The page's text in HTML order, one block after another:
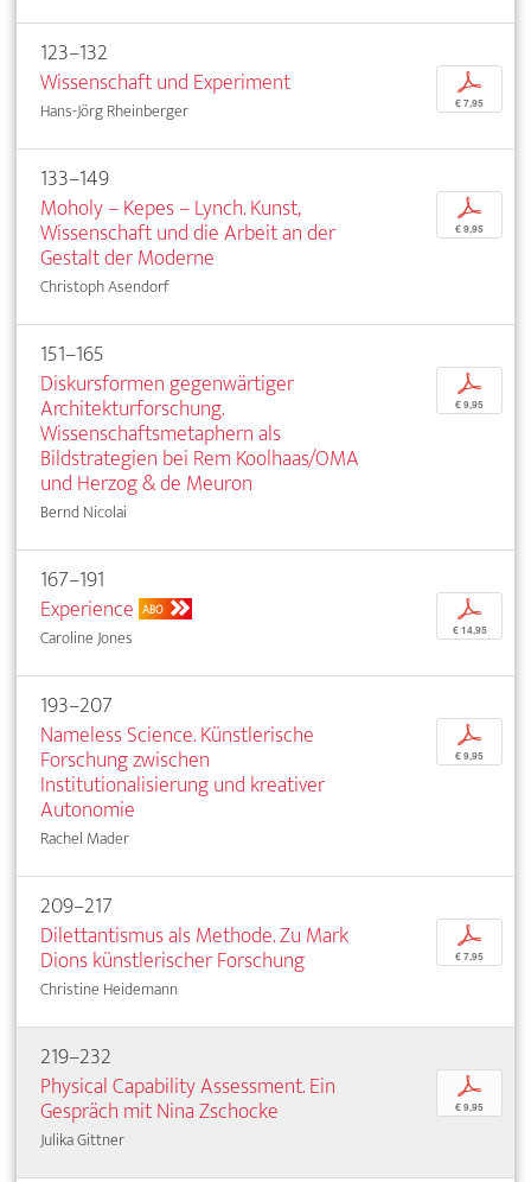
123–132
Wissenschaft und Experiment
Hans-Jörg Rheinberger
p
€ 7,95
133–149
Moholy – Kepes – Lynch. Kunst,
Wissenschaft und die Arbeit an der
Gestalt der Moderne
Christoph Asendorf
p
€ 9,95
151–165
Diskursformen gegenwärtiger
Architekturforschung.
Wissenschaftsmetaphern als
Bildstrategien bei Rem Koolhaas/OMA
und Herzog & de Meuron
Bernd Nicolai
p
€ 9,95
167–191
Experience ABO
Caroline Jones
p
€ 14,95
193–207
Nameless Science. Künstlerische
Forschung zwischen
Institutionalisierung und kreativer
Autonomie
Rachel Mader
p
€ 9,95
209–217
Dilettantismus als Methode. Zu Mark
Dions künstlerischer Forschung
Christine Heidemann
p
€ 7,95
219–232
Physical Capability Assessment. Ein
Gespräch mit Nina Zschocke
Julika Gittner
p
€ 9,95